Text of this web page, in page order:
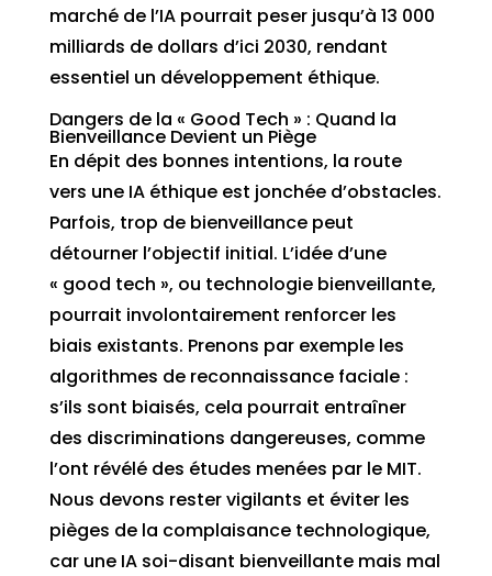
marché de l’IA pourrait peser jusqu’à 13 000
milliards de dollars d’ici 2030, rendant
essentiel un développement éthique.
Dangers de la « Good Tech » : Quand la
Bienveillance Devient un Piège
En dépit des bonnes intentions, la route
vers une IA éthique est jonchée d’obstacles.
Parfois, trop de bienveillance peut
détourner l’objectif initial. L’idée d’une
« good tech », ou technologie bienveillante,
pourrait involontairement renforcer les
biais existants. Prenons par exemple les
algorithmes de reconnaissance faciale :
s’ils sont biaisés, cela pourrait entraîner
des discriminations dangereuses, comme
l’ont révélé des études menées par le MIT.
Nous devons rester vigilants et éviter les
pièges de la complaisance technologique,
car une IA soi-disant bienveillante mais mal